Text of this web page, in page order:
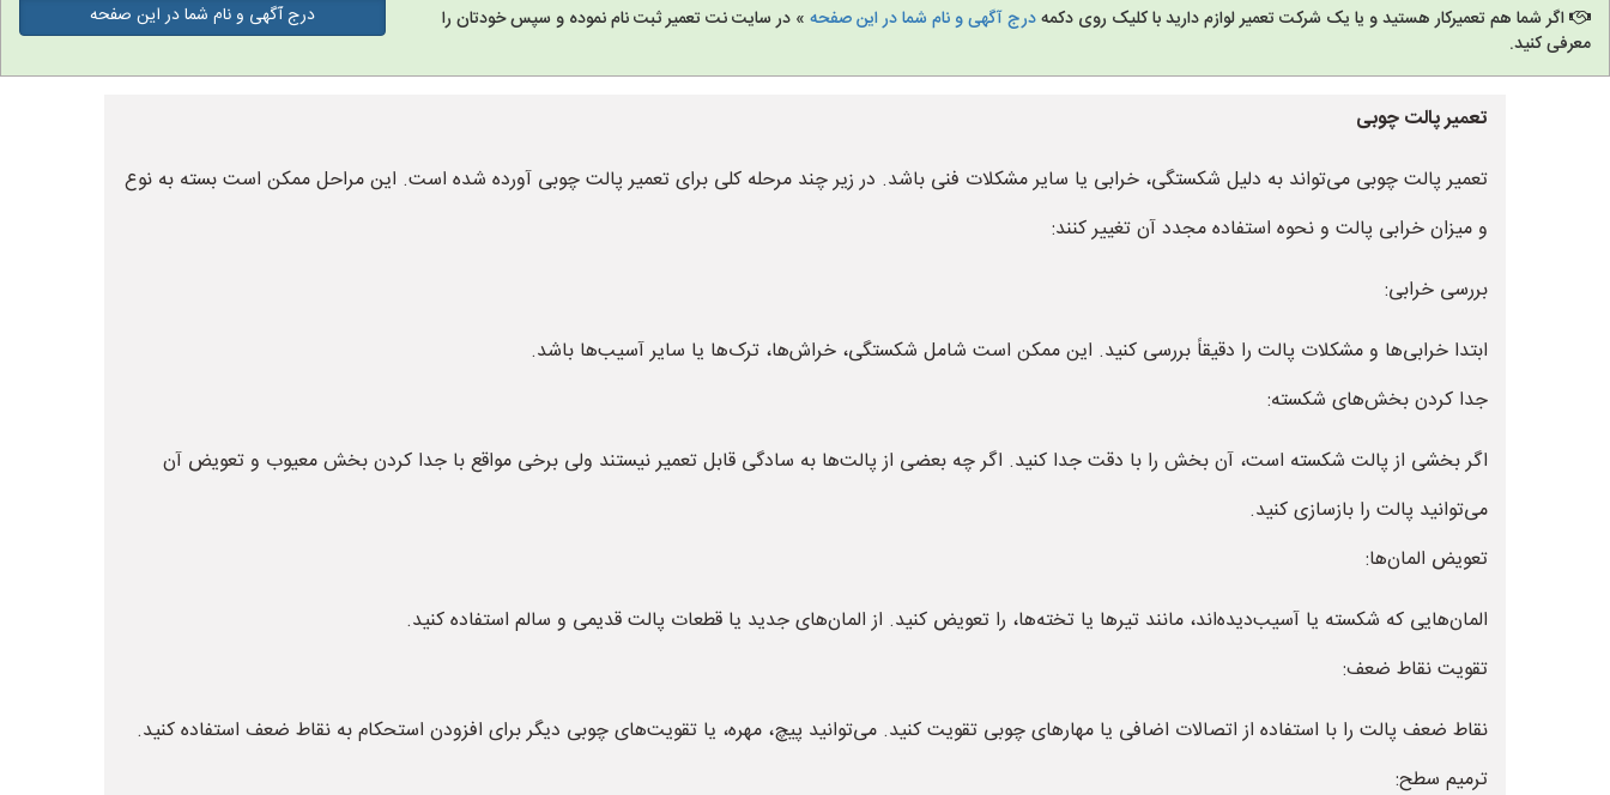
اگر شما هم تعمیرکار هستید و یا یک شرکت تعمیر لوازم دارید با کلیک روی دکمهدرج آگهی و نام شما در این صفحه » در سایت نت تعمیر ثبت نام نموده و سپس خودتان را
معرفی کنید.
درج آگهی و نام شما در این صفحه
تعمیر پالت چوبی
تعمیر پالت چوبی می‌تواند به دلیل شکستگی، خرابی یا سایر مشکلات فنی باشد. در زیر چند مرحله کلی برای تعمیر پالت چوبی آورده شده است. این مراحل ممکن است بسته به نوع
و میزان خرابی پالت و نحوه استفاده مجدد آن تغییر کنند:
بررسی خرابی:
ابتدا خرابی‌ها و مشکلات پالت را دقیقاً بررسی کنید. این ممکن است شامل شکستگی، خراش‌ها، ترک‌ها یا سایر آسیب‌ها باشد.
جدا کردن بخش‌های شکسته:
اگر بخشی از پالت شکسته است، آن بخش را با دقت جدا کنید. اگر چه بعضی از پالت‌ها به سادگی قابل تعمیر نیستند ولی برخی مواقع با جدا کردن بخش معیوب و تعویض آن
می‌توانید پالت را بازسازی کنید.
تعویض المان‌ها:
المان‌هایی که شکسته یا آسیب‌دیده‌اند، مانند تیرها یا تخته‌ها، را تعویض کنید. از المان‌های جدید یا قطعات پالت قدیمی و سالم استفاده کنید.
تقویت نقاط ضعف:
نقاط ضعف پالت را با استفاده از اتصالات اضافی یا مهارهای چوبی تقویت کنید. می‌توانید پیچ، مهره، یا تقویت‌های چوبی دیگر برای افزودن استحکام به نقاط ضعف استفاده کنید.
ترمیم سطح: